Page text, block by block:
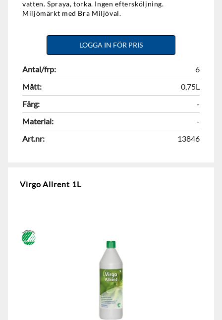
vatten. Spraya, torka. Ingen eftersköljning.
Miljömärkt med Bra Miljöval.
LOGGA IN FÖR PRIS
Antal/frp:
6
Mått:
0,75L
Färg:
-
Material:
-
Art.nr:
13846
Virgo Allrent 1L